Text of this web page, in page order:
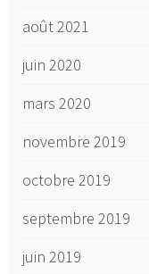
août 2021
juin 2020
mars 2020
novembre 2019
octobre 2019
septembre 2019
juin 2019